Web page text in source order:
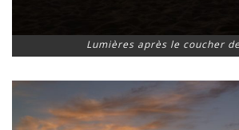
Lumières après le coucher